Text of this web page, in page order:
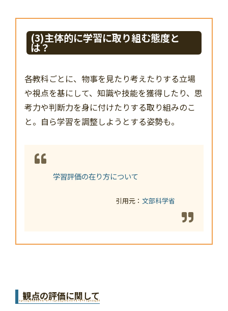
(3)主体的に学習に取り組む態度と
は？
各教科ごとに、物事を見たり考えたりする立場
や視点を基にして、知識や技能を獲得したり、思
考力や判断力を身に付けたりする取り組みのこ
と。自ら学習を調整しようとする姿勢も。
学習評価の在り方について
引用元： 文部科学省
観点の評価に関して